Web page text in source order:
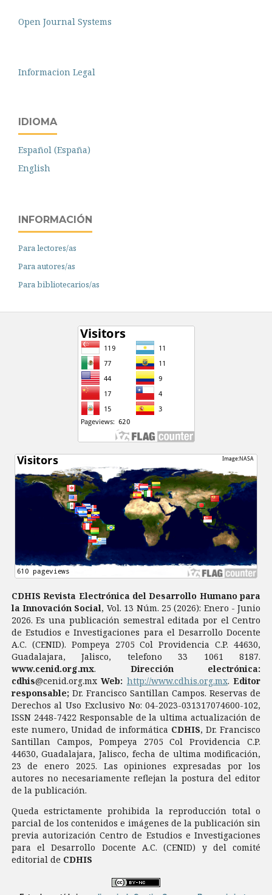
Open Journal Systems
Informacion Legal
IDIOMA
Español (España)
English
INFORMACIÓN
Para lectores/as
Para autores/as
Para bibliotecarios/as
CDHIS Revista Electrónica del Desarrollo Humano para
la Innovación Social, Vol. 13 Núm. 25 (2026): Enero - Junio
2026. Es una publicación semestral editada por el Centro
de Estudios e Investigaciones para el Desarrollo Docente
A.C. (CENID). Pompeya 2705 Col Providencia C.P. 44630,
Guadalajara, Jalisco, telefono 33 1061 8187.
www.cenid.org.mx. Dirección electrónica:
cdhis@cenid.org.mxWeb: http://www.cdhis.org.mx. Editor
responsable;Dr. Francisco Santillan Campos. Reservas de
Derechos al Uso Exclusivo No: 04-2023-031317074600-102,
ISSN 2448-7422 Responsable de la ultima actualización de
este numero, Unidad de informática CDHIS, Dr. Francisco
Santillan Campos, Pompeya 2705 Col Providencia C.P.
44630, Guadalajara, Jalisco, fecha de ultima modificación,
23 de enero 2025. Las opiniones expresadas por los
autores no necesariamente reflejan la postura del editor
de la publicación.
Queda estrictamente prohibida la reproducción total o
parcial de los contenidos e imágenes de la publicación sin
previa autorización Centro de Estudios e Investigaciones
para el Desarrollo Docente A.C. (CENID) y del comité
editorial de CDHIS